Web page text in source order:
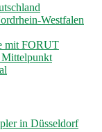
Westfalen
mit FORUT